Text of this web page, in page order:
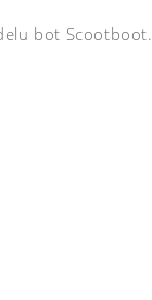
bot Scootboot.